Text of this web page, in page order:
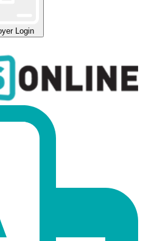
Login